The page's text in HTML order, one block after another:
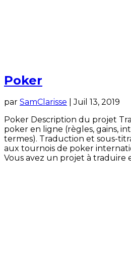
Poker
par SamClarisse |Juil 13, 2019
Poker Description du projet
poker en ligne (règles, gains,
termes). Traduction et sous-
aux tournois de poker
Vous avez un projet à traduire